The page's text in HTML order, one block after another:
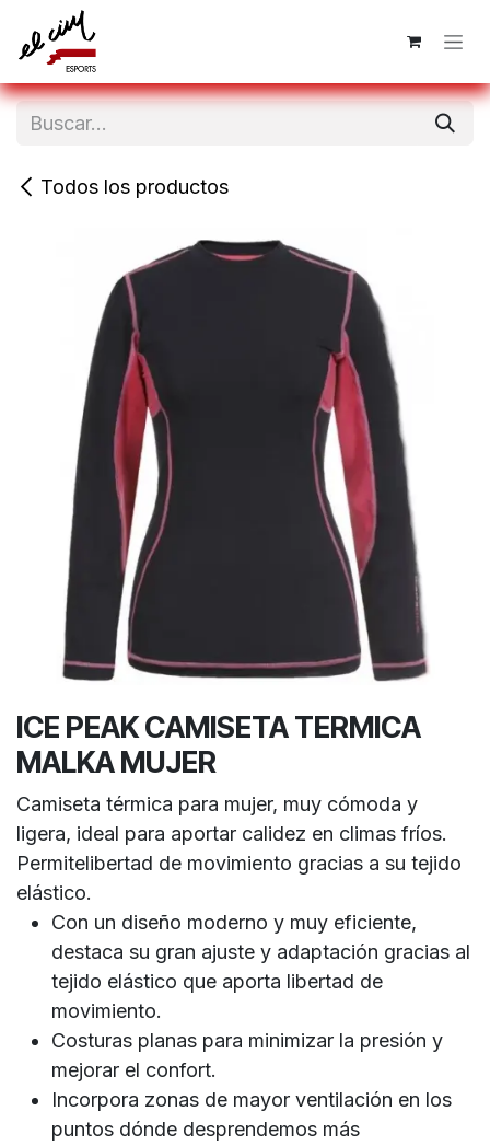
Ir al contenido
Todos los productos
ICE PEAK CAMISETA TERMICA
MALKA MUJER
Camiseta térmica para mujer, muy cómoda y
ligera, ideal para aportar calidez en climas fríos.
Permitelibertad de movimiento gracias a su tejido
elástico.
Con un diseño moderno y muy eficiente,
destaca su gran ajuste y adaptación gracias al
tejido elástico que aporta libertad de
movimiento.
Costuras planas para minimizar la presión y
mejorar el confort.
Incorpora zonas de mayor ventilación en los
puntos dónde desprendemos más